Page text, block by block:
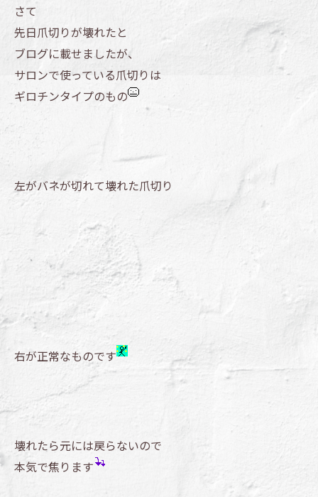
さて
先日爪切りが壊れたと
ブログに載せましたが、
サロンで使っている爪切りは
ギロチンタイプのもの
左がバネが切れて壊れた爪切り
右が正常なものです
壊れたら元には戻らないので
本気で焦ります